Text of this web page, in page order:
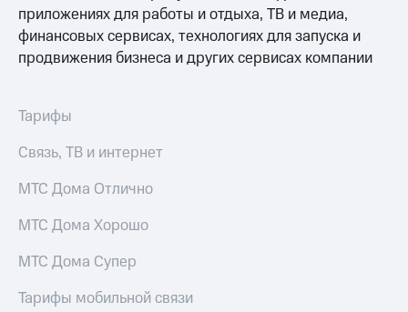
ТВ и телефон
для дома
Поддержка
и подписки
МТС
Premium
Подписка
интернета,
другое
Семейная
группа
подписки
и услуги,
к геолокации
Сертификаты
под
приложениях для работы и отдыха, ТВ и медиа,
финансовых сервисах, технологиях для запуска и
продвижения бизнеса и других сервисах компании
Тарифы
Связь, ТВ и интернет
МТС Дома Отлично
МТС Дома Хорошо
МТС Дома Супер
Тарифы мобильной связи